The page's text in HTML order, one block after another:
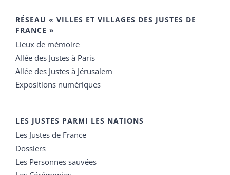
RÉSEAU « VILLES ET VILLAGES DES JUSTES DE
FRANCE »
Lieux de mémoire
Allée des Justes à Paris
Allée des Justes à Jérusalem
Expositions numériques
LES JUSTES PARMI LES NATIONS
Les Justes de France
Dossiers
Les Personnes sauvées